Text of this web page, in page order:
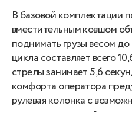
В базовой комплектации
вместительным ковшом
поднимать грузы весом
цикла составляет всего
стрелы занимает 5,6
комфорта оператора
рулевая колонка с